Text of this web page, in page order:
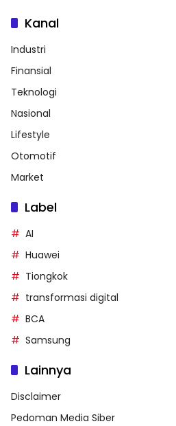
Kanal
Industri
Finansial
Teknologi
Nasional
Lifestyle
Otomotif
Market
Label
AI
Huawei
Tiongkok
transformasi digital
BCA
Samsung
Lainnya
Disclaimer
Pedoman Media Siber